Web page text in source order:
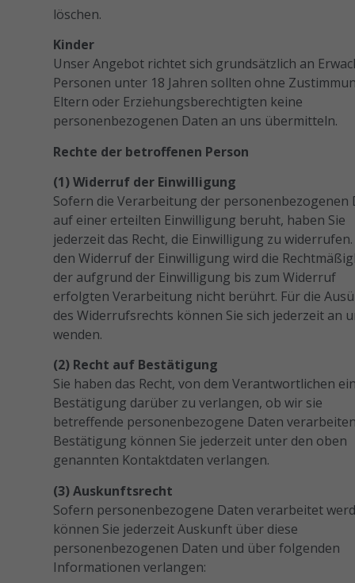
löschen.
Kinder
Unser Angebot richtet sich grundsätzlich an
Personen unter 18 Jahren sollten ohne
Eltern oder Erziehungsberechtigten keine
personenbezogenen Daten an uns übermitteln.
Rechte der betroffenen Person
(1) Widerruf der Einwilligung
Sofern die Verarbeitung der personenbezogenen
auf einer erteilten Einwilligung beruht, haben Sie
jederzeit das Recht, die Einwilligung zu
den Widerruf der Einwilligung wird die
der aufgrund der Einwilligung bis zum Widerruf
erfolgten Verarbeitung nicht berührt. Für die
des Widerrufsrechts können Sie sich jederzeit an
wenden.
(2) Recht auf Bestätigung
Sie haben das Recht, von dem Verantwortlichen
Bestätigung darüber zu verlangen, ob wir sie
betreffende personenbezogene Daten
Bestätigung können Sie jederzeit unter den oben
genannten Kontaktdaten verlangen.
(3) Auskunftsrecht
Sofern personenbezogene Daten verarbeitet
können Sie jederzeit Auskunft über diese
personenbezogenen Daten und über folgenden
Informationen verlangen:
Notwendig
Diese
sind nicht